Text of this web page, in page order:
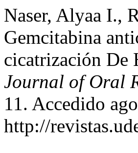
Naser, Alyaa I.,
Gemcitabina
cicatrización De
Journal of Oral
11. Accedido
http://